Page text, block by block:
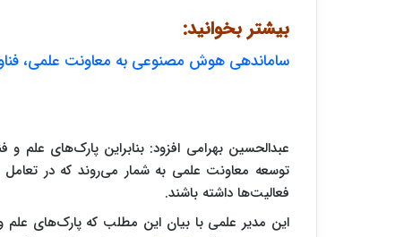
بیشتر بخوانید:
ساماندهی هوش مصنوعی به معاونت علمی،
عبدالحسین بهرامی افزود: بنابراین پارک‌های علم
توسعه معاونت علمی به شمار می‌روند که در
فعالیت‌ها داشته باشند.
این مدیر علمی با بیان این مطلب که پارک‌های